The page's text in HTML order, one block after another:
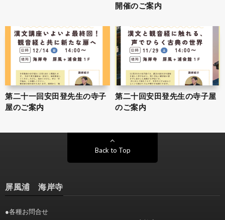
開催のご案内
第二十一回安田登先生の寺子
屋のご案内
第二十回安田登先生の寺子屋
のご案内
Back to Top
屏風浦 海岸寺
●各種お問合せ